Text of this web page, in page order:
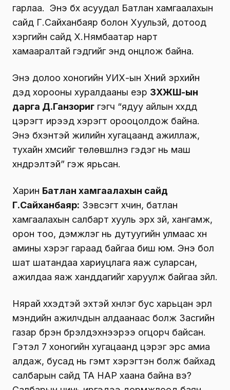
гарлаа. Энэ бүх асуудал Батлан хамгаалахын
сайд Г.Сайханбаяр болон Хуульзүй, дотоод
хэргийн сайд Х.Нямбаатар нарт
хамааралтай гэдгийг энд онцлож байна.
Энэ долоо хоногийн УИХ-ын Хүний эрхийн
дэд хорооны хуралдааны үеэр ЗХЖШ-ын
дарга Д.Ганзориг гэгч “ядуу айлын хүүхдүүд
цэрэгт ирээд хэрэгт орооцолдож байна.
Энэ бүхэнтэй жилийн хугацаанд ажиллаж,
тухайн хүмүүсийг төлөвшүүлнэ гэдэг нь маш
хүндрэлтэй” гэж ярьсан.
Харин Батлан хамгаалахын сайд
Г.Сайханбаяр: Зэвсэгт хүчин, батлан
хамгаалахын салбарт хууль эрх зүй, хангамж,
орон тоо, дэмжлэг нь дутуугийн улмаас хүн
амины хэрэг гараад байгаа биш юм. Энэ бол
шат шатандаа хариуцлага яаж суларсан,
ажилдаа яаж ханддагийг харуулж байгаа зүйл.
Нярай хүүхэдтэй эхтэй хүнлэг бус харьцан эрүүл
мэндийн ажилчдын алдаанаас болж Засгийн
газар бүрэн бүрэлдэхүүнээрээ огцорч байсан.
Гэтэл 7 хоногийн хугацаанд цэрэг эрс амиа
алдаж, бусад нь гэмт хэрэгтэн болж байхад
салбарын сайд ТА НАР хаана байна вэ?